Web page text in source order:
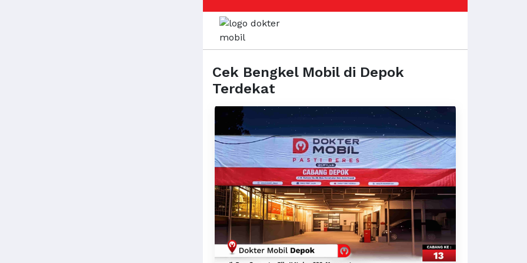
Cek Bengkel Mobil di Depok
Terdekat